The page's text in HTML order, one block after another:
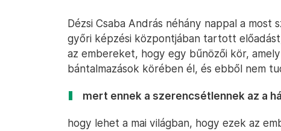
Dézsi Csaba András néhány nappal a
győri képzési központjában tartott
az embereket, hogy egy bűnözői kör,
bántalmazások körében él, és ebből nem
mert ennek a szerencsétlennek az a
hogy lehet a mai világban, hogy ezek az